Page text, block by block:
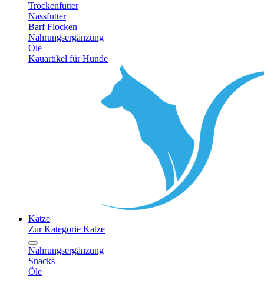
Trockenfutter
Nassfutter
Barf Flocken
Nahrungsergänzung
Öle
Kauartikel für Hunde
Katze
Zur Kategorie Katze
Nahrungsergänzung
Snacks
Öle